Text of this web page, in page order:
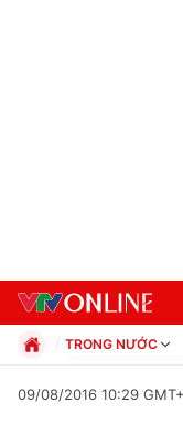
TRONG NƯỚC
Xã hội
09/08/2016 10:29